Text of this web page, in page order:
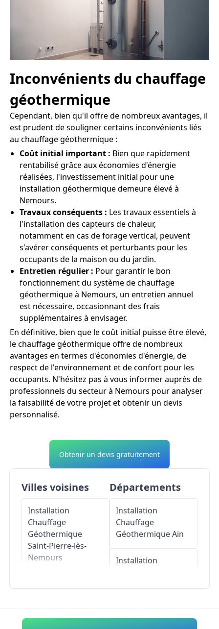
Inconvénients du chauffage
géothermique
Cependant, bien qu'il offre de nombreux avantages, il
est prudent de souligner certains inconvénients liés
au chauffage géothermique :
Coût initial important : Bien que rapidement
rentabilisé grâce aux économies d'énergie
réalisées, l'investissement initial pour une
installation géothermique demeure élevé à
Nemours.
Travaux conséquents : Les travaux essentiels à
l'installation des capteurs de chaleur,
notamment en cas de forage vertical, peuvent
s'avérer conséquents et perturbants pour les
occupants de la maison ou du jardin.
Entretien régulier : Pour garantir le bon
fonctionnement du système de chauffage
géothermique à Nemours, un entretien annuel
est nécessaire, occasionnant des frais
supplémentaires à envisager.
En définitive, bien que le coût initial puisse être élevé,
le chauffage géothermique offre de nombreux
avantages en termes d'économies d'énergie, de
respect de l'environnement et de confort pour les
occupants. N'hésitez pas à vous informer auprès de
professionnels du secteur à Nemours pour analyser
la faisabilité de votre projet et obtenir un devis
personnalisé.
Obtenir un devis gratuitement
Villes voisines
Installation
Chauffage
Géothermique
Saint-Pierre-lès-
Nemours
Géothermique
Darvault
Départements
Installation
Chauffage
GéothermiqueAin
Installation